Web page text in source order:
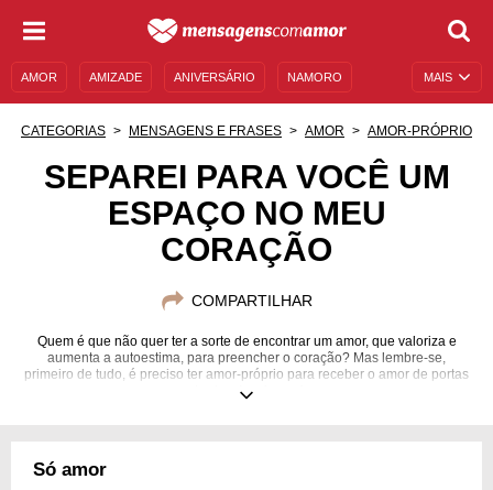
MAIS
AMOR AMIZADE ANIVERSÁRIO NAMORO
MENSAGENS E FRASES MENSAGENS DE ANIVERSÁRIO
FAMOSOS BÍBLIA
CATEGORIAS MENSAGENS E FRASES AMOR AMOR-PRÓPRIO
SEPAREI PARA VOCÊ UM
ESPAÇO NO MEU
CORAÇÃO
COMPARTILHAR
Quem é que não quer ter a sorte de encontrar um amor, que valoriza e
aumenta a autoestima, para preencher o coração? Mas lembre-se,
primeiro de tudo, é preciso ter amor-próprio para receber o amor de portas
abertas. Inspire-se1
Só amor